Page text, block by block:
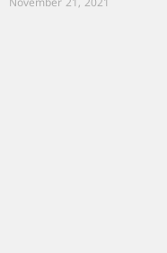
November 21, 2021